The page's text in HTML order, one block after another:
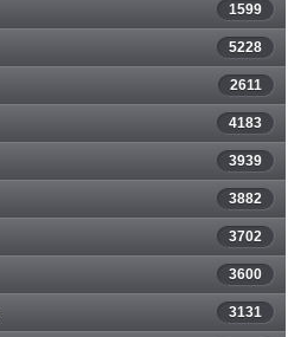
1599
5228
2611
4183
3939
3882
3702
3600
3131